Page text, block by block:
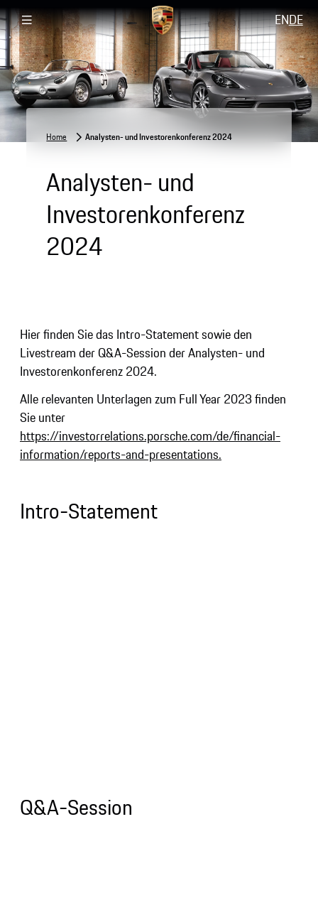
ENDE
Home Analysten- und Investorenkonferenz 2024
Analysten- und
Investorenkonferenz
2024
Hier finden Sie das Intro-Statement sowie den
Livestream der Q&A-Session der Analysten- und
Investorenkonferenz 2024.
Alle relevanten Unterlagen zum Full Year 2023 finden
Sie unter
https://investorrelations.porsche.com/de/financial-
information/reports-and-presentations.
Intro-Statement
Q&A-Session